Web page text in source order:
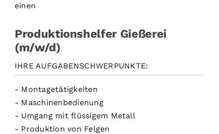
Team
einen
Produktionshelfer Gießerei
(m/w/d)
IHRE AUFGABENSCHWERPUNKTE:
- Montagetätigkeiten
- Maschinenbedienung
- Umgang mit flüssigem Metall
- Produktion von Felgen